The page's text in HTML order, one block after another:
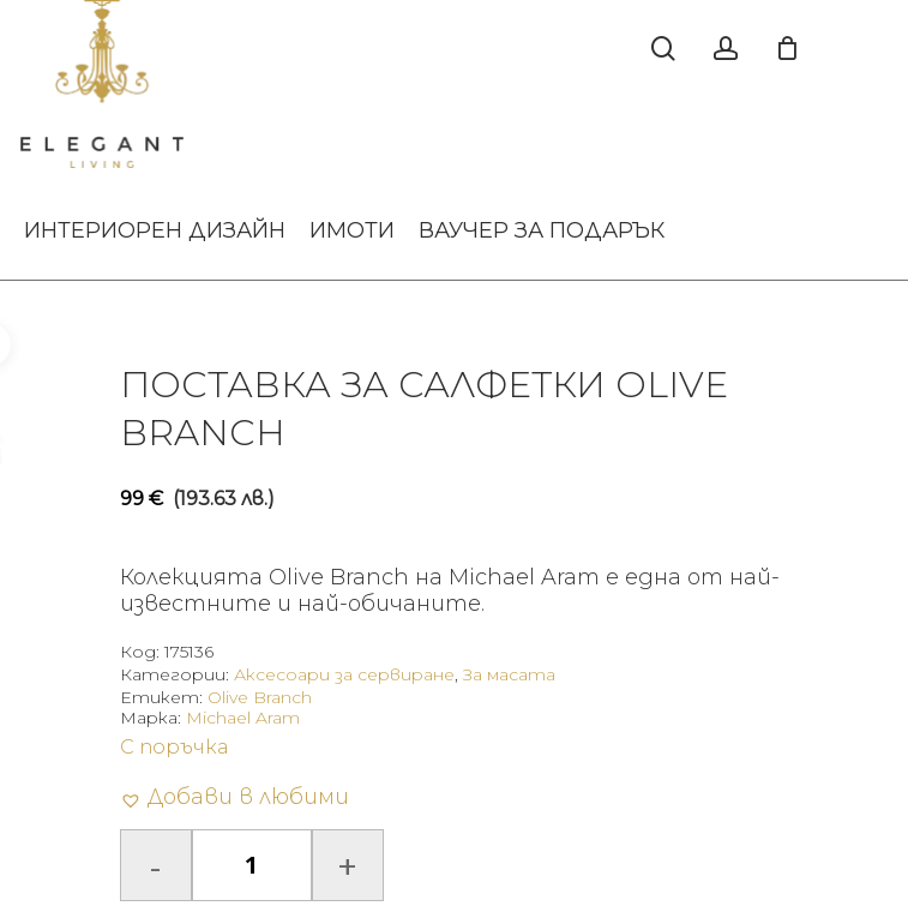
ИНТЕРИОРЕН ДИЗАЙН ИМОТИ ВАУЧЕР ЗА ПОДАРЪК
ПОСТАВКА ЗА САЛФЕТКИ OLIVE
BRANCH
99 € (193.63 лв.)
Колекцията Olive Branch на Michael Aram е една от най-
известните и най-обичаните.
Код:175136
Категории: Аксесоари за сервиране,За масата
Етикет: Olive Branch
С поръчка
Добави в любими
Марка: Michael Aram